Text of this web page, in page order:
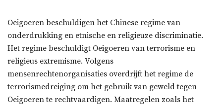
Oeigoeren beschuldigen het Chinese regime van
onderdrukking en etnische en religieuze discriminatie.
Het regime beschuldigt Oeigoeren van terrorisme en
religieus extremisme. Volgens
mensenrechtenorganisaties overdrijft het regime de
terrorismedreiging om het gebruik van geweld tegen
Oeigoeren te rechtvaardigen. Maatregelen zoals het